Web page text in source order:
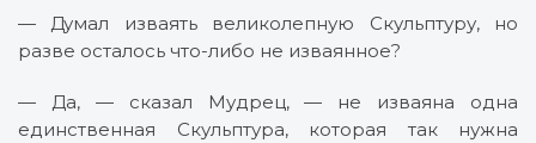
— Думал изваять великолепную Скульптуру, но
разве осталось что-либо не изваянное?
— Да, — сказал Мудрец, — не изваяна одна
единственная Скульптура, которая так нужна